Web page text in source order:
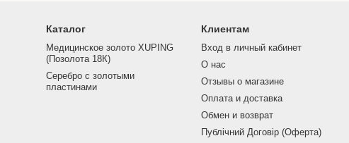
Каталог
Медицинское золото XUPING
(Позолота 18К)
Серебро с золотыми
пластинами
Клиентам
Вход в личный кабинет
О нас
Отзывы о магазине
Оплата и доставка
Обмен и возврат
Публічний Договір (Оферта)